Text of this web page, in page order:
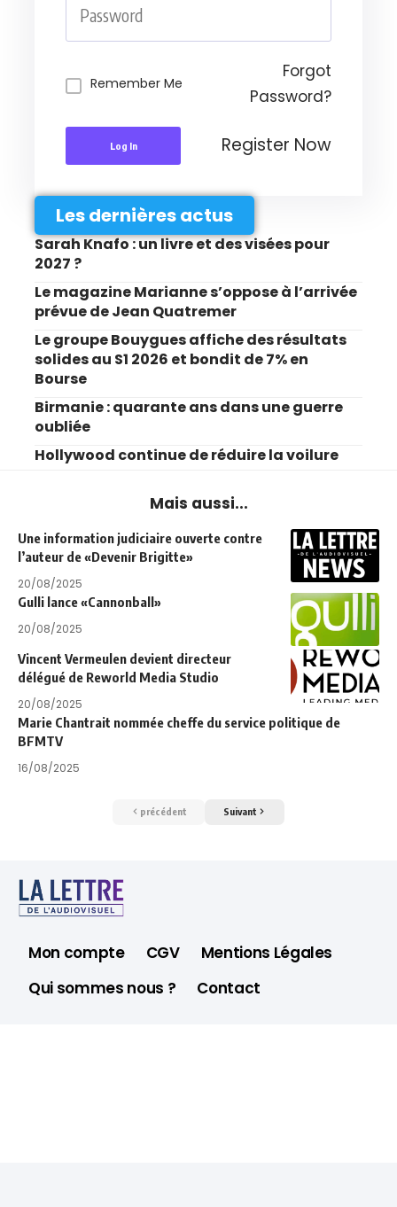
Remember Me
Forgot
Password?
Log In Register Now
Les dernières actus
Sarah Knafo : un livre et des visées pour
2027 ?
Le magazine Marianne s’oppose à l’arrivée
prévue de Jean Quatremer
Le groupe Bouygues affiche des résultats
solides au S1 2026 et bondit de 7% en
Bourse
Birmanie : quarante ans dans une guerre
oubliée
Hollywood continue de réduire la voilure
Mais aussi...
Une information judiciaire ouverte contre
l’auteur de «Devenir Brigitte»
20/08/2025
Gulli lance «Cannonball»
20/08/2025
Vincent Vermeulen devient directeur
délégué de Reworld Media Studio
20/08/2025
Marie Chantrait nommée cheffe du service politique de
BFMTV
16/08/2025
précédent Suivant
Mon compte CGV
Mentions Légales
Qui sommes nous ?
Contact